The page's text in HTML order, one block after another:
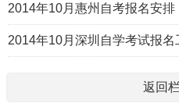
2014年10月惠州自考报名安排
2014年10月深圳自学考试报名
返回